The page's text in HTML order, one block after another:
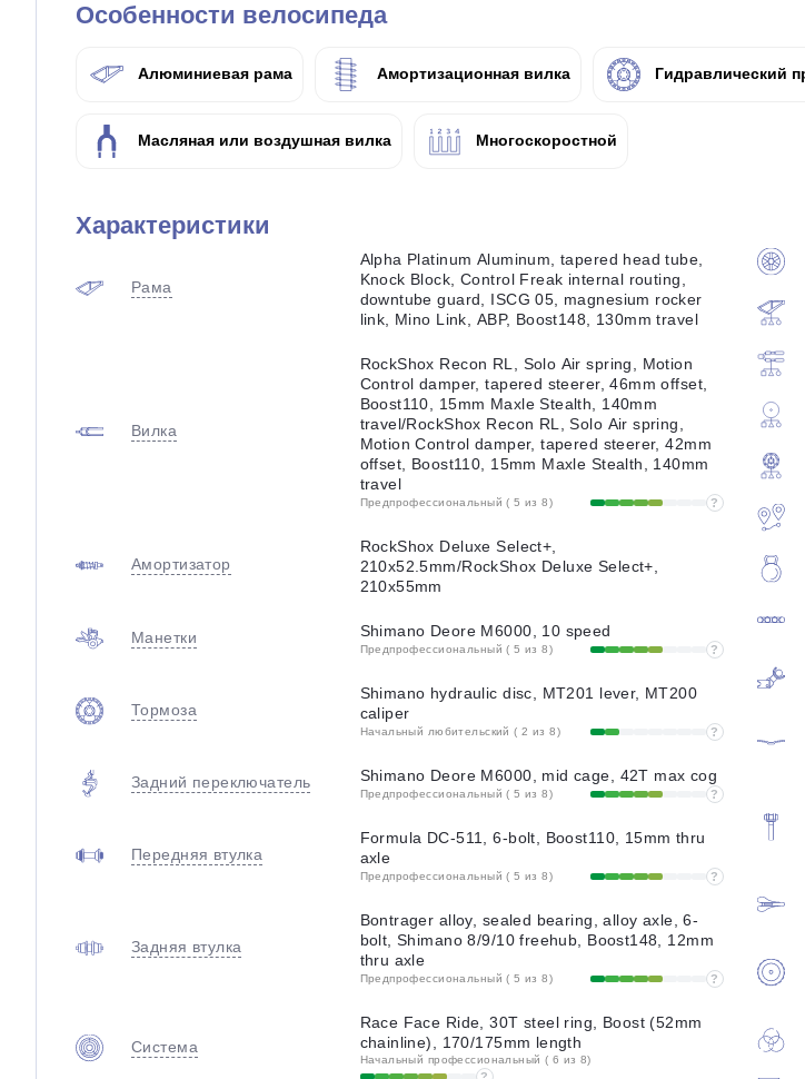
Особенности велосипеда
Алюминиевая рама Амортизационная вилка Гидравлический
Масляная или воздушная вилка Многоскоростной
Характеристики
Рама
Alpha Platinum Aluminum, tapered head tube,
Knock Block, Control Freak internal routing,
downtube guard, ISCG 05, magnesium rocker
link, Mino Link, ABP, Boost148, 130mm travel
Вилка
RockShox Recon RL, Solo Air spring, Motion
Control damper, tapered steerer, 46mm offset,
Boost110, 15mm Maxle Stealth, 140mm
travel/RockShox Recon RL, Solo Air spring,
Motion Control damper, tapered steerer, 42mm
offset, Boost110, 15mm Maxle Stealth, 140mm
travel
Предпрофессиональный ( 5 из 8) ?
Амортизатор
RockShox Deluxe Select+,
210x52.5mm/RockShox Deluxe Select+,
210x55mm
Манетки Shimano Deore M6000, 10 speed
Предпрофессиональный ( 5 из 8) ?
Тормоза
Shimano hydraulic disc, MT201 lever, MT200
caliper
Начальный любительский ( 2 из 8) ?
Задний переключатель Shimano Deore M6000, mid cage, 42T max cog
Предпрофессиональный ( 5 из 8) ?
Передняя втулка
Formula DC-511, 6-bolt, Boost110, 15mm thru
axle
Предпрофессиональный ( 5 из 8) ?
Задняя втулка
Bontrager alloy, sealed bearing, alloy axle, 6-
bolt, Shimano 8/9/10 freehub, Boost148, 12mm
thru axle
Предпрофессиональный ( 5 из 8) ?
Система
Race Face Ride, 30T steel ring, Boost (52mm
chainline), 170/175mm length
Начальный профессиональный ( 6 из 8)